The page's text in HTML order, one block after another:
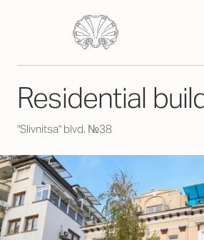
Residential
"Slivnitsa" blvd. №38